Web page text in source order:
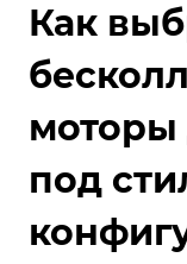
Как
моторы
под